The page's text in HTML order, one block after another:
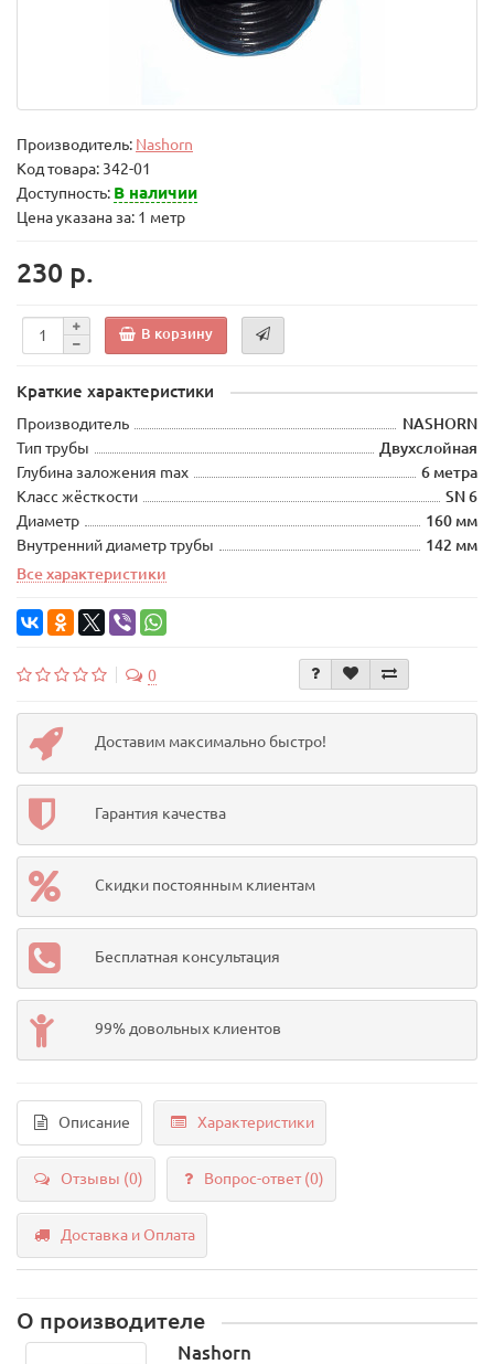
Производитель: Nashorn
Код товара: 342-01
Доступность: В наличии
Цена указана за: 1 метр
230 р.
В корзину
Краткие характеристики
Производитель
NASHORN
Тип трубы
Двухслойная
Глубина заложения max
6 метра
Класс жёсткости
SN 6
Диаметр
160 мм
Внутренний диаметр трубы
142 мм
Все характеристики
0
Доставим максимально быстро!
Гарантия качества
Скидки постоянным клиентам
Бесплатная консультация
99% довольных клиентов
Описание Характеристики
Отзывы (0) Вопрос-ответ(0)
Доставка и Оплата
О производителе
Nashorn